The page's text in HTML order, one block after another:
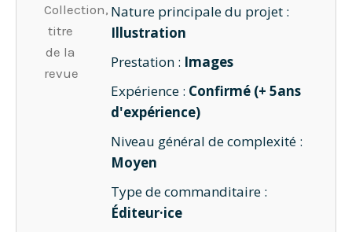
Collection,
titre
de la
revue
Nature principale du projet :
Illustration
Prestation : Images
Expérience : Confirmé (+ 5ans
d'expérience)
Niveau général de complexité :
Moyen
Type de commanditaire :
Éditeur·ice